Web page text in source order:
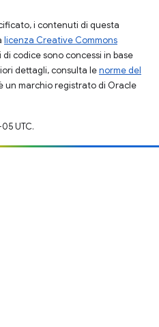
i contenuti di questa
licenza Creative Commons
di codice sono concessi in base
dettagli, consulta lenorme del
un marchio registrato di Oracle
UTC.